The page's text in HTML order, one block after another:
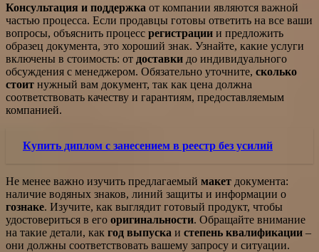
Консультация и поддержка от компании являются важной
частью процесса. Если продавцы готовы ответить на все ваши
вопросы, объяснить процесс регистрации и предложить
образец документа, это хороший знак. Узнайте, какие услуги
включены в стоимость: от доставки до индивидуального
обсуждения с менеджером. Обязательно уточните, сколько
стоит нужный вам документ, так как цена должна
соответствовать качеству и гарантиям, предоставляемым
компанией.
Купить диплом с занесением в реестр без усилий
Не менее важно изучить предлагаемый макет документа:
наличие водяных знаков, линий защиты и информации о
гознаке. Изучите, как выглядит готовый продукт, чтобы
удостовериться в его оригинальности. Обращайте внимание
на такие детали, как год выпуска и степень квалификации –
они должны соответствовать вашему запросу и ситуации.